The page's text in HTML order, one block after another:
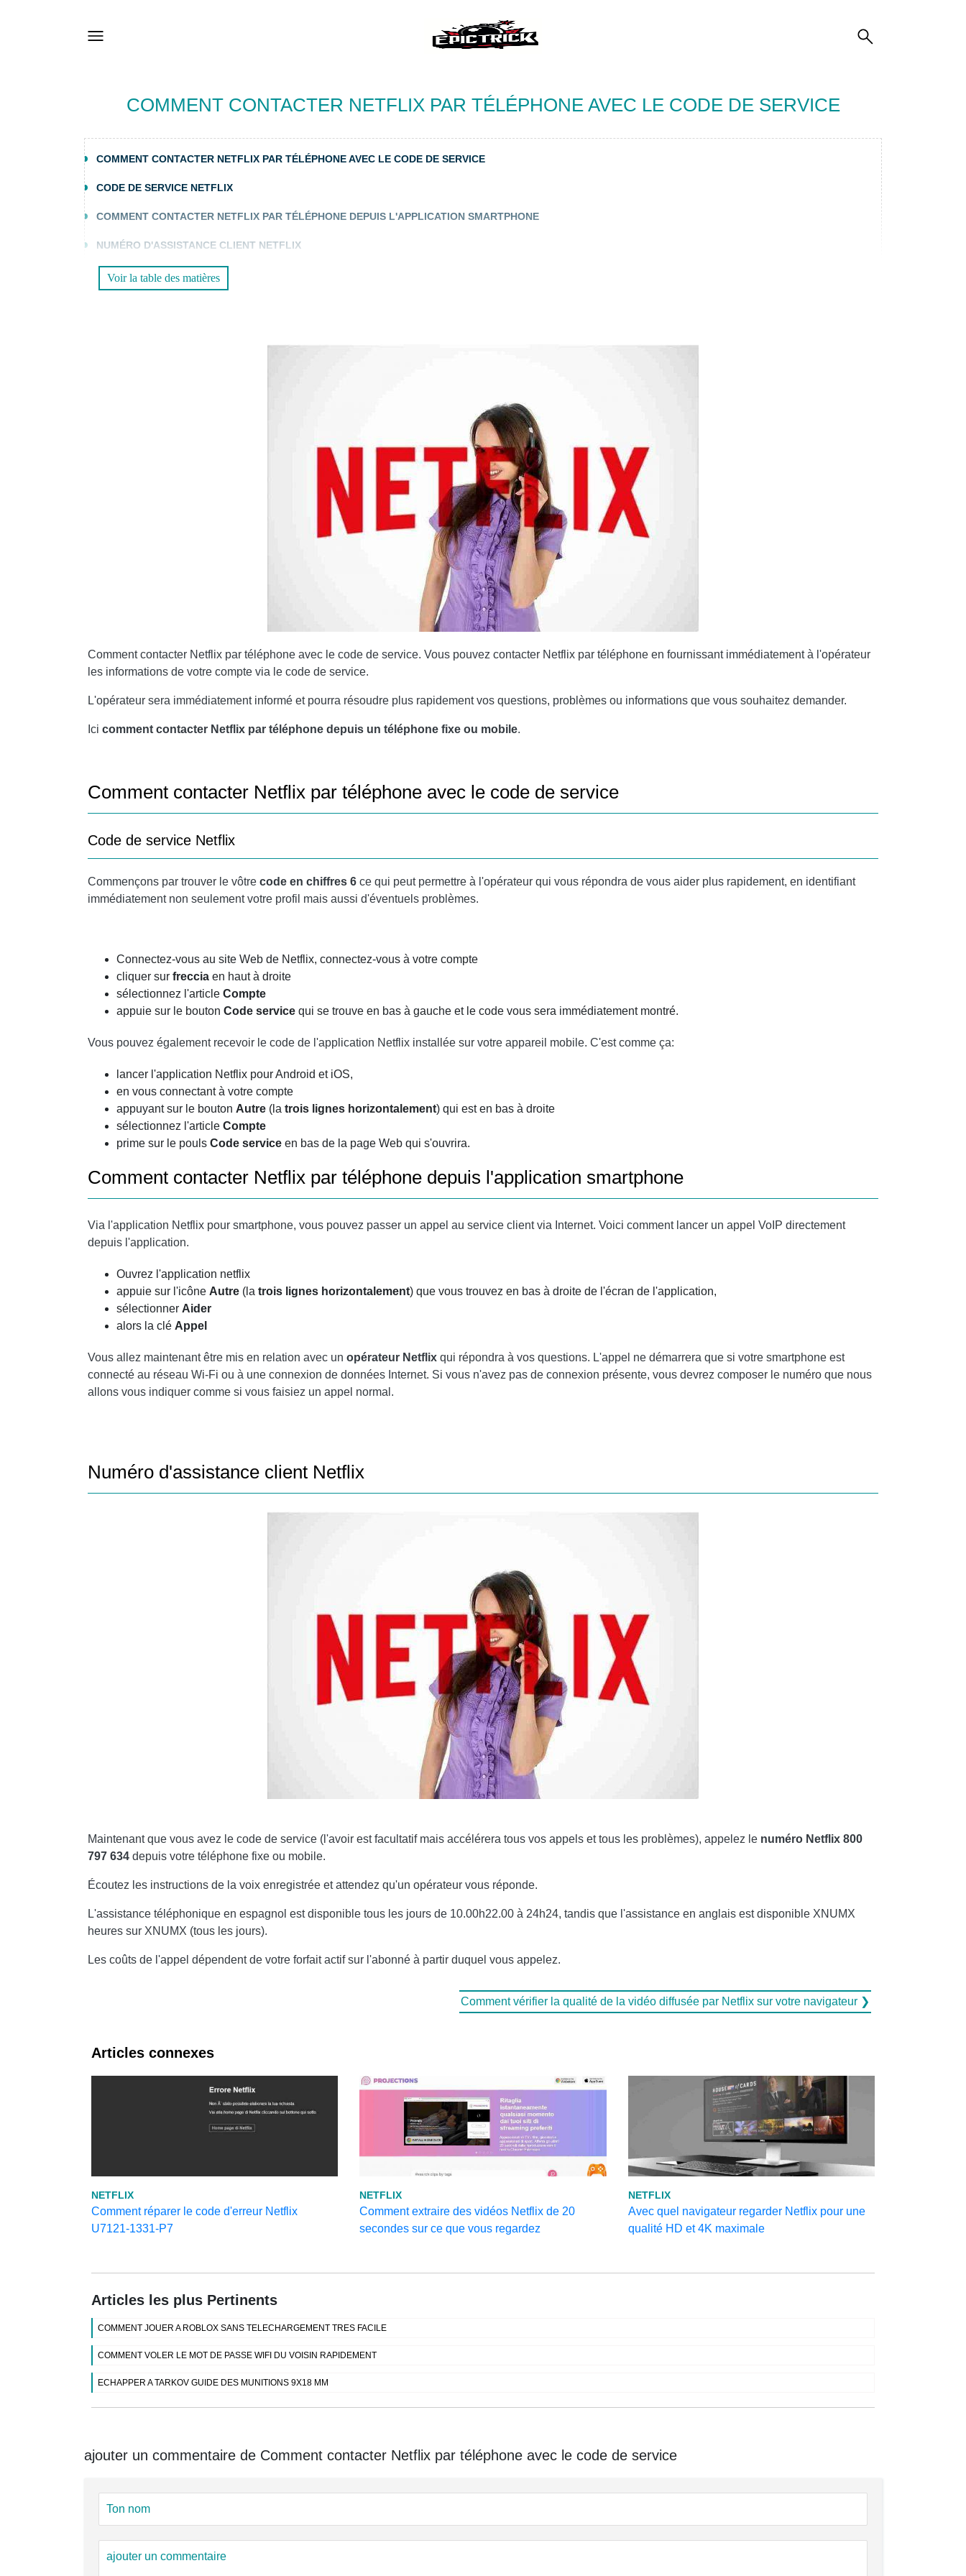
COMMENT CONTACTER NETFLIX PAR TÉLÉPHONE AVEC LE CODE DE SERVICE
COMMENT CONTACTER NETFLIX PAR TÉLÉPHONE AVEC LE CODE DE SERVICE
CODE DE SERVICE NETFLIX
COMMENT CONTACTER NETFLIX PAR TÉLÉPHONE DEPUIS L'APPLICATION SMARTPHONE
NUMÉRO D'ASSISTANCE CLIENT NETFLIX
Voir la table des matières
Comment contacter Netflix par téléphone avec le code de service. Vous pouvez contacter Netflix par téléphone en fournissant immédiatement à l'opérateur
les informations de votre compte via le code de service.
L'opérateur sera immédiatement informé et pourra résoudre plus rapidement vos questions, problèmes ou informations que vous souhaitez demander.
Ici comment contacter Netflix par téléphone depuis un téléphone fixe ou mobile.
Comment contacter Netflix par téléphone avec le code de service
Code de service Netflix
Commençons par trouver le vôtre code en chiffres 6 ce qui peut permettre à l'opérateur qui vous répondra de vous aider plus rapidement, en identifiant
immédiatement non seulement votre profil mais aussi d'éventuels problèmes.
Connectez-vous au site Web de Netflix, connectez-vous à votre compte
cliquer sur freccia en haut à droite
sélectionnez l'article Compte
appuie sur le bouton Code service qui se trouve en bas à gauche et le code vous sera immédiatement montré.
Vous pouvez également recevoir le code de l'application Netflix installée sur votre appareil mobile. C'est comme ça:
lancer l'application Netflix pour Android et iOS,
en vous connectant à votre compte
appuyant sur le bouton Autre (la trois lignes horizontalement) qui est en bas à droite
sélectionnez l'article Compte
prime sur le pouls Code service en bas de la page Web qui s'ouvrira.
Comment contacter Netflix par téléphone depuis l'application smartphone
Via l'application Netflix pour smartphone, vous pouvez passer un appel au service client via Internet. Voici comment lancer un appel VoIP directement
depuis l'application.
Ouvrez l'application netflix
appuie sur l'icône Autre (la trois lignes horizontalement) que vous trouvez en bas à droite de l'écran de l'application,
sélectionner Aider
alors la clé Appel
Vous allez maintenant être mis en relation avec un opérateur Netflix qui répondra à vos questions. L'appel ne démarrera que si votre smartphone est
connecté au réseau Wi-Fi ou à une connexion de données Internet. Si vous n'avez pas de connexion présente, vous devrez composer le numéro que nous
allons vous indiquer comme si vous faisiez un appel normal.
Numéro d'assistance client Netflix
Maintenant que vous avez le code de service (l'avoir est facultatif mais accélérera tous vos appels et tous les problèmes), appelez le numéro Netflix 800
797 634 depuis votre téléphone fixe ou mobile.
Écoutez les instructions de la voix enregistrée et attendez qu'un opérateur vous réponde.
L'assistance téléphonique en espagnol est disponible tous les jours de 10.00h22.00 à 24h24, tandis que l'assistance en anglais est disponible XNUMX
heures sur XNUMX (tous les jours).
Les coûts de l'appel dépendent de votre forfait actif sur l'abonné à partir duquel vous appelez.
Comment vérifier la qualité de la vidéo diffusée par Netflix sur votre navigateur ❯
Articles connexes
NETFLIX
Comment réparer le code d'erreur Netflix
U7121-1331-P7
NETFLIX
Comment extraire des vidéos Netflix de 20
secondes sur ce que vous regardez
NETFLIX
Avec quel navigateur regarder Netflix pour une
qualité HD et 4K maximale
Articles les plus Pertinents
COMMENT JOUER A ROBLOX SANS TELECHARGEMENT TRES FACILE
COMMENT VOLER LE MOT DE PASSE WIFI DU VOISIN RAPIDEMENT
ECHAPPER A TARKOV GUIDE DES MUNITIONS 9X18 MM
ajouter un commentaire de Comment contacter Netflix par téléphone avec le code de service